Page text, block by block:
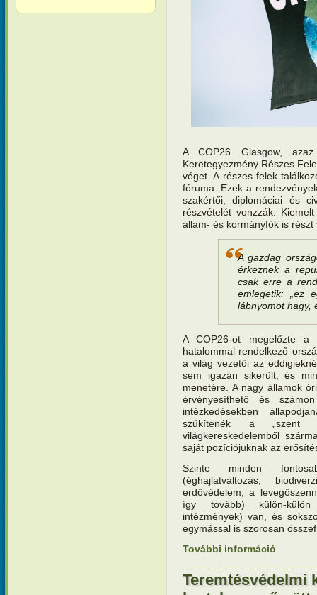
A COP26 Glasgow,
Keretegyezmény Részes
véget. A részes felek
fóruma. Ezek a
szakértői, diplomáciai és
részvételét vonzzák.
állam- és kormányfők is részt
A gazdag
érkeznek a
csak erre a
emlegetik: „ez
lábnyomot hagy,
A COP26-ot megelőzte a
hatalommal rendelkező
a világ vezetői az
sem igazán sikerült, és
menetére. A nagy államok
érvényesíthető és
intézkedésekben
szűkítenék a „szent
világkereskedelemből
saját pozíciójuknak az
Szinte minden
(éghajlatváltozás,
erdővédelem, a
így tovább) külön-külön
intézmények) van, és
egymással is szorosan
További információ
Teremtésvédelmi